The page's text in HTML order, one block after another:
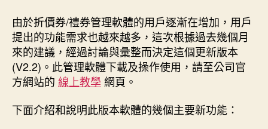
者
佈
日
期
由於折價券/禮券管理軟體的用戶逐漸在增加，用戶
提出的功能需求也越來越多，這次根據過去幾個月
來的建議，經過討論與彙整而決定這個更新版本
(V2.2)。此管理軟體下載及操作使用，請至公司官
方網站的 線上教學 網頁。
下面介紹和說明此版本軟體的幾個主要新功能：